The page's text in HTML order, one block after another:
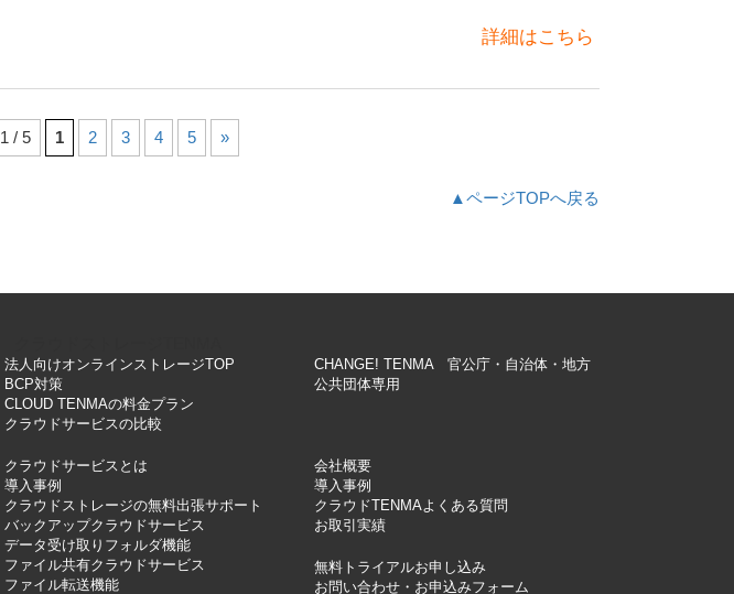
詳細はこちら
1 / 5 1 2 3 4 5 »
▲ページTOPへ戻る
法人向けオンラインストレージTOP
BCP対策
CLOUD TENMAの料金プラン
クラウドサービスの比較
CHANGE! TENMA 官公庁・自治体・地方
公共団体専用
クラウドサービスとは
導入事例
クラウドストレージの無料出張サポート
バックアップクラウドサービス
データ受け取りフォルダ機能
ファイル共有クラウドサービス
ファイル転送機能
会社概要
導入事例
クラウドTENMAよくある質問
お取引実績
無料トライアルお申し込み
お問い合わせ・お申込みフォーム